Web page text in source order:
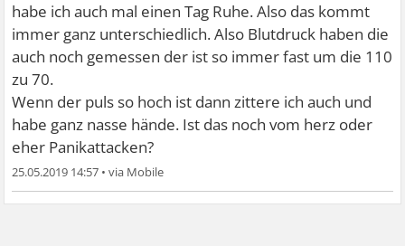
habe ich auch mal einen Tag Ruhe. Also das kommt
immer ganz unterschiedlich. Also Blutdruck haben die
auch noch gemessen der ist so immer fast um die 110
zu 70.
Wenn der puls so hoch ist dann zittere ich auch und
habe ganz nasse hände. Ist das noch vom herz oder
eher Panikattacken?
25.05.2019 14:57 •